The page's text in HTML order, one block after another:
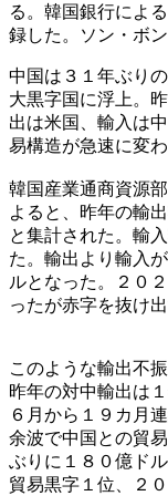
る。韓国銀行によ
録した。ソン・ボ
中国は３１年ぶり
大黒字国に浮上。
出は米国、輸入は
易構造が急速に変わ
韓国産業通商資源
よると、昨年の輸
と集計された。輸
た。輸出より輸入
ルとなった。２０
ったが赤字を抜け
このような輸出不
昨年の対中輸出は
６月から１９カ月
余波で中国との貿
ぶりに１８０億ド
貿易黒字１位、２